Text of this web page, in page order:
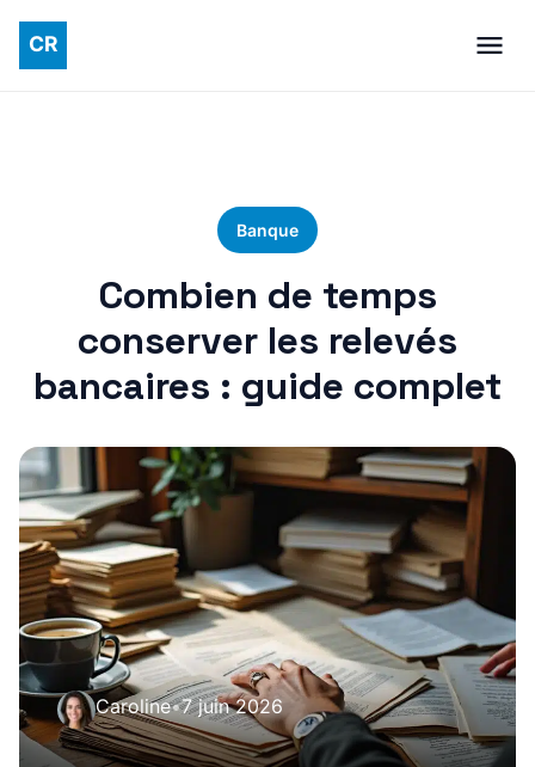
Banque
Combien de temps
conserver les relevés
bancaires : guide complet
Caroline•7 juin 2026